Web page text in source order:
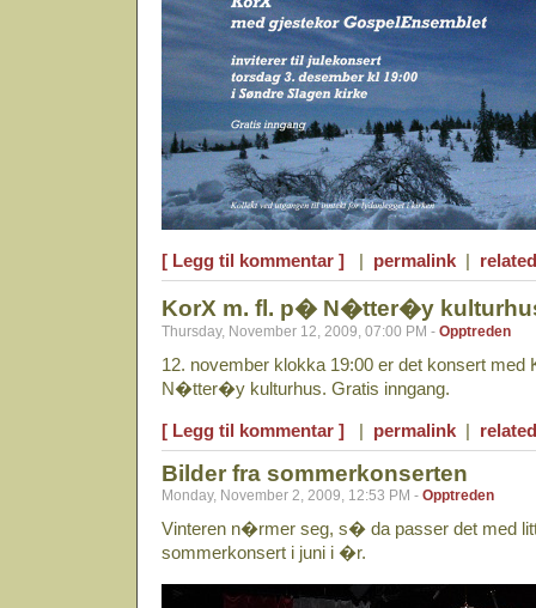
[ Legg til kommentar ] | permalink |
KorX m. fl. p� N�tter�y
Thursday, November 12, 2009, 07:00 PM - Opptreden
12. november klokka 19:00 er det konsert
N�tter�y kulturhus. Gratis inngang.
[ Legg til kommentar ] | permalink |
Bilder fra sommerkonserten
Monday, November 2, 2009, 12:53 PM - Opptreden
Vinteren n�rmer seg, s� da passer det med
sommerkonsert i juni i �r.